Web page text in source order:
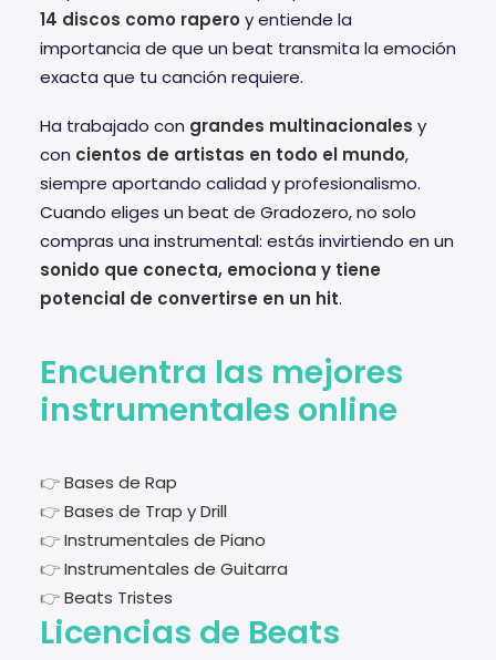
14 discos como rapero y entiende la
importancia de que un beat transmita la emoción
exacta que tu canción requiere.
Ha trabajado con grandes multinacionales y
con cientos de artistas en todo el mundo,
siempre aportando calidad y profesionalismo.
Cuando eliges un beat de Gradozero, no solo
compras una instrumental: estás invirtiendo en un
sonido que conecta, emociona y tiene
potencial de convertirse en un hit.
Encuentra las mejores
instrumentales online
👉Bases de Rap
👉Bases de Trap y Drill
👉Instrumentales de Piano
👉Instrumentales de Guitarra
👉Beats Tristes
Licencias de Beats